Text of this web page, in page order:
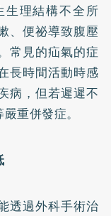
生理結構不全所
便祕導致腹壓
常見的疝氣的症
長時間活動時感
病，但若遲遲不
重併發症。
透過外科手術治